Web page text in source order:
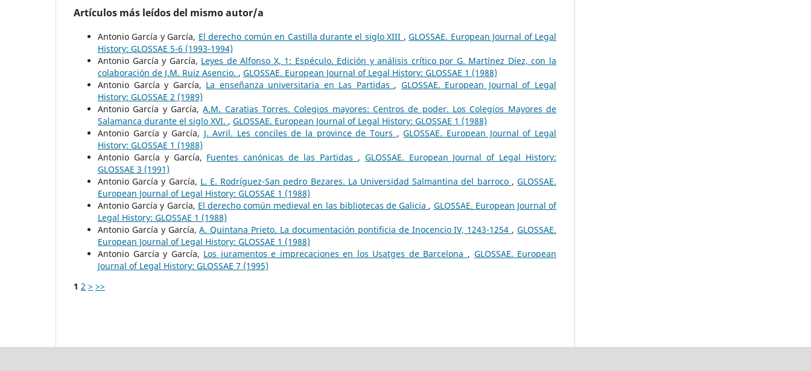
Artículos más leídos del mismo autor/a
Antonio García y García, El derecho común en Castilla durante el siglo XIII ,GLOSSAE. European Journal of Legal
History: GLOSSAE 5-6 (1993-1994)
Antonio García y García, Leyes de Alfonso X, 1: Espéculo. Edición y análisis crítico por G. Martínez Díez, con la
colaboración de J.M. Ruiz Asencio. , GLOSSAE. European Journal of Legal History: GLOSSAE 1 (1988)
Antonio García y García, La enseñanza universitaria en Las Partidas , GLOSSAE. European Journal of Legal
History: GLOSSAE 2 (1989)
Antonio García y García,A.M. Caratias Torres. Colegios mayores: Centros de poder. Los Colegios Mayores de
Salamanca durante el siglo XVI. , GLOSSAE. European Journal of Legal History: GLOSSAE 1 (1988)
Antonio García y García, J. Avril. Les conciles de la province de Tours ,GLOSSAE. European Journal of Legal
History: GLOSSAE 1 (1988)
Antonio García y García, Fuentes canónicas de las Partidas , GLOSSAE. European Journal of Legal History:
GLOSSAE 3 (1991)
Antonio García y García, L. E. Rodríguez-San pedro Bezares. La Universidad Salmantina del barroco ,GLOSSAE.
European Journal of Legal History: GLOSSAE 1 (1988)
Antonio García y García, El derecho común medieval en las bibliotecas de Galicia , GLOSSAE. European Journal of
Legal History: GLOSSAE 1 (1988)
Antonio García y García,A. Quintana Prieto. La documentación pontificia de Inocencio IV, 1243-1254 ,GLOSSAE.
European Journal of Legal History: GLOSSAE 1 (1988)
Antonio García y García, Los juramentos e imprecaciones en los Usatges de Barcelona , GLOSSAE. European
Journal of Legal History: GLOSSAE 7 (1995)
1 2 > >>